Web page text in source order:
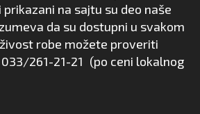
na sajtu su deo naše
da su dostupni u svakom
robe možete proveriti
033/261-21-21 (po ceni lokalnog